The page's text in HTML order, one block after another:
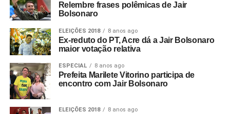
Relembre frases polêmicas de Jair
Bolsonaro
ELEIÇÕES 2018 8 anos ago
Ex-reduto do PT, Acre dá a Jair Bolsonaro
maior votação relativa
ESPECIAL 8 anos ago
Prefeita Marilete Vitorino participa de
encontro com Jair Bolsonaro
ELEIÇÕES 2018 8 anos ago